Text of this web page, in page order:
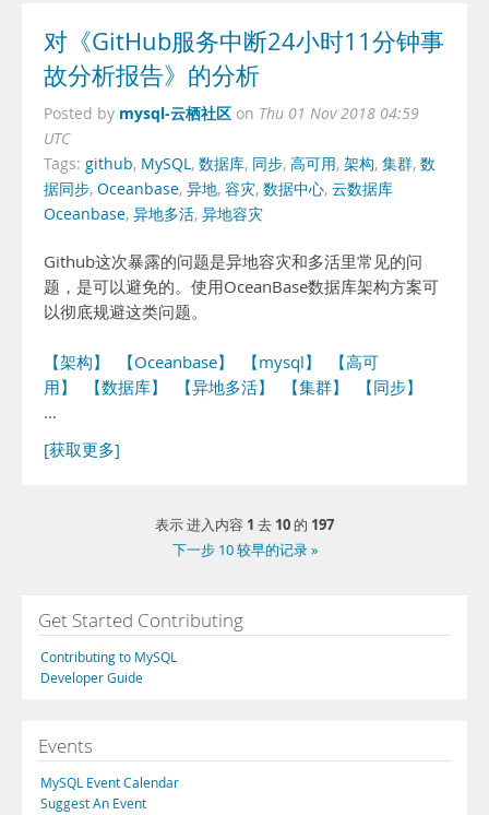
对《GitHub服务中断24小时11分钟事
故分析报告》的分析
Posted by mysql-云栖社区 on Thu 01 Nov 2018 04:59
UTC
Tags: github, MySQL, 数据库, 同步, 高可用, 架构, 集群, 数
据同步, Oceanbase, 异地, 容灾, 数据中心, 云数据库
Oceanbase, 异地多活, 异地容灾
Github这次暴露的问题是异地容灾和多活里常见的问
题，是可以避免的。使用OceanBase数据库架构方案可
以彻底规避这类问题。
【架构】 【Oceanbase】 【mysql】
【高可
用】
【数据库】 【异地多活】 【集群】
【同步】
…
[获取更多]
表示 进入内容 1 去 10 的 197
下一步 10 较早的记录 »
Get Started Contributing
Contributing to MySQL
Developer Guide
Events
MySQL Event Calendar
Suggest An Event